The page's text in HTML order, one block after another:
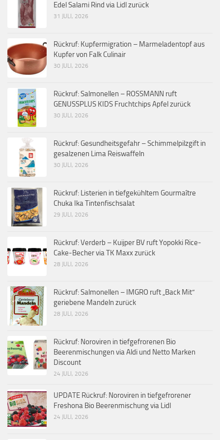
Edel Salami Rind via Lidl zurück
31 JULI, 2026
Rückruf: Kupfermigration – Marmeladentopf aus
Kupfer von Falk Culinair
30 JULI, 2026
Rückruf: Salmonellen – ROSSMANN ruft
GENUSSPLUS KIDS Fruchtchips Apfel zurück
30 JULI, 2026
Rückruf: Gesundheitsgefahr – Schimmelpilzgift in
gesalzenen Lima Reiswaffeln
30 JULI, 2026
Rückruf: Listerien in tiefgekühltem Gourmaître
Chuka Ika Tintenfischsalat
29 JULI, 2026
Rückruf: Verderb – Kuijper BV ruft Yopokki Rice-
Cake-Becher via TK Maxx zurück
28 JULI, 2026
Rückruf: Salmonellen – IMGRO ruft „Back Mit“
geriebene Mandeln zurück
28 JULI, 2026
Rückruf: Noroviren in tiefgefrorenen Bio
Beerenmischungen via Aldi und Netto Marken
Discount
24 JULI, 2026
UPDATE Rückruf: Noroviren in tiefgefrorener
Freshona Bio Beerenmischung via Lidl
24 JULI, 2026